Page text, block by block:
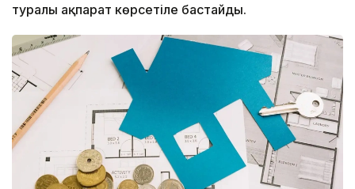
туралы ақпарат көрсетіле бастайды.